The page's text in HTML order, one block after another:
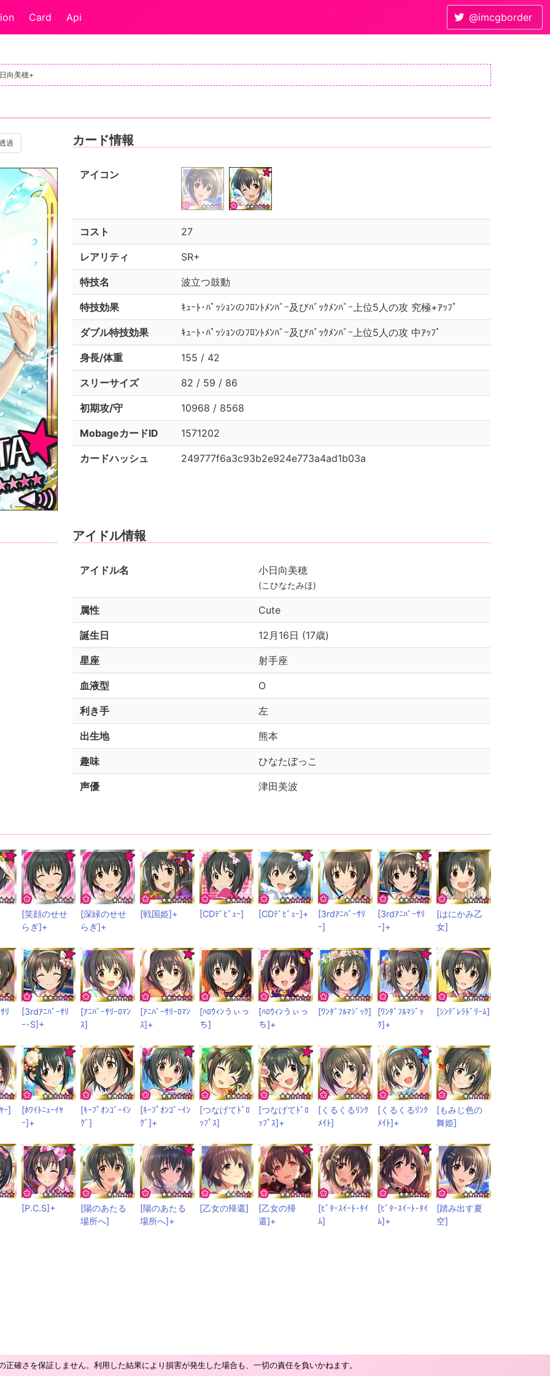
Card Api @imcgborder
向美穂+
過 カード情報
アイコン
コスト 27
レアリティ SR+
特技名 波立つ鼓動
特技効果 ｷｭｰﾄ･ﾊﾟｯｼｮﾝのﾌﾛﾝﾄﾒﾝﾊﾞｰ及びﾊﾞｯｸﾒﾝﾊﾞｰ上位5人の攻 究極+ｱｯﾌﾟ
ダブル特技効果 ｷｭｰﾄ･ﾊﾟｯｼｮﾝのﾌﾛﾝﾄﾒﾝﾊﾞｰ及びﾊﾞｯｸﾒﾝﾊﾞｰ上位5人の攻 中ｱｯﾌﾟ
身長/体重 155 / 42
スリーサイズ 82 / 59 / 86
初期攻/守 10968 / 8568
MobageカードID 1571202
カードハッシュ 249777f6a3c93b2e924e773a4ad1b03a
アイドル情報
アイドル名 小日向美穂
(こひなたみほ)
属性 Cute
誕生日 12月16日 (17歳)
星座 射手座
血液型 O
利き手 左
出生地 熊本
趣味 ひなたぼっこ
声優 津田美波
[笑顔のせせ
らぎ]+
[深緑のせせ
らぎ]+
[戦国姫]+ [CDﾃﾞﾋﾞｭｰ] [CDﾃﾞﾋﾞｭｰ]+
[3rdｱﾆﾊﾞｰｻﾘ
ｰ]
[3rdｱﾆﾊﾞｰｻﾘ
ｰ]+
[はにかみ乙
女]
ﾘ
[3rdｱﾆﾊﾞｰｻﾘ
ｰ･S]+
[ｱﾆﾊﾞｰｻﾘｰﾛﾏﾝ
ｽ]
[ｱﾆﾊﾞｰｻﾘｰﾛﾏﾝ
ｽ]+
[ﾊﾛｳｨﾝうぃっ
ち]
[ﾊﾛｳｨﾝうぃっ
ち]+
[ﾜﾝﾀﾞﾌﾙﾏｼﾞｯｸ]
[ﾜﾝﾀﾞﾌﾙﾏｼﾞｯ
ｸ]+
[ｼﾝﾃﾞﾚﾗﾄﾞﾘｰﾑ]
ｰ]
[ﾎﾜｲﾄﾆｭｰｲﾔ
ｰ]+
[ｷｰﾌﾟｵﾝｺﾞｰｲﾝ
ｸﾞ]
[ｷｰﾌﾟｵﾝｺﾞｰｲﾝ
ｸﾞ]+
[つなげてﾄﾞﾛ
ｯﾌﾟｽ]
[つなげてﾄﾞﾛ
ｯﾌﾟｽ]+
[くるくるﾘﾝｸ
ﾒｲﾄ]
[くるくるﾘﾝｸ
ﾒｲﾄ]+
[もみじ色の
舞姫]
[P.C.S]+
[陽のあたる
場所へ]
[陽のあたる
場所へ]+
[乙女の帰還]
[乙女の帰
還]+
[ﾋﾞﾀｰｽｲｰﾄ･ﾀｲ
ﾑ]
[ﾋﾞﾀｰｽｲｰﾄ･ﾀｲ
ﾑ]+
[踏み出す夏
空]
正確さを保証しません。利用した結果により損害が発生した場合も、一切の責任を負いかねます。